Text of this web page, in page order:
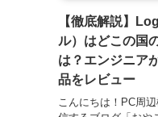
【徹底解説】
ル）はどこの国
は？エンジニア
品をレビュー
こんにちは！PC周